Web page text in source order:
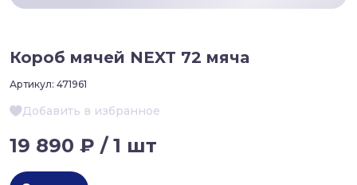
Короб мячей NEXT 72 мяча
Артикул: 471961
Добавить в избранное
19 890 ₽ / 1 шт